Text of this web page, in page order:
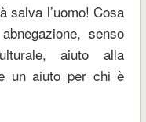
salva l’uomo! Cosa
senso
aiuto alla
un aiuto per chi è